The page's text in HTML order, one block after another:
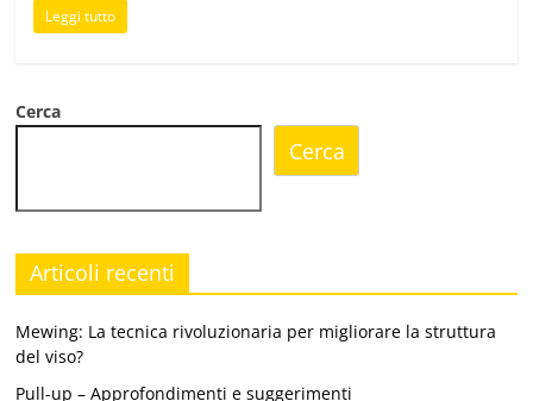
Leggi tutto
Cerca
Cerca
Articoli recenti
Mewing: La tecnica rivoluzionaria per migliorare la struttura
del viso?
Pull-up – Approfondimenti e suggerimenti